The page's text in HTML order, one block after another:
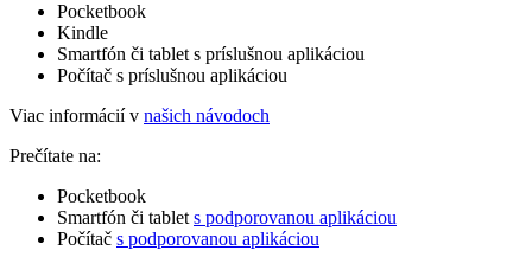
Pocketbook
Kindle
Smartfón či tablet s príslušnou aplikáciou
Počítač s príslušnou aplikáciou
Viac informácií v našich návodoch
Prečítate na:
Pocketbook
Smartfón či tablet s podporovanou aplikáciou
Počítač s podporovanou aplikáciou